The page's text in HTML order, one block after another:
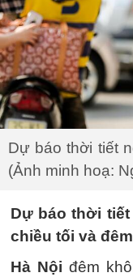
Dự báo thời tiết
(Ảnh minh hoạ:
Dự báo thời
chiều tối và
Hà Nội đêm